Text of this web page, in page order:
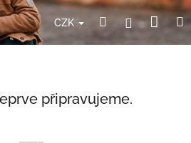
CZK HledatPřihlášení
připravujeme.